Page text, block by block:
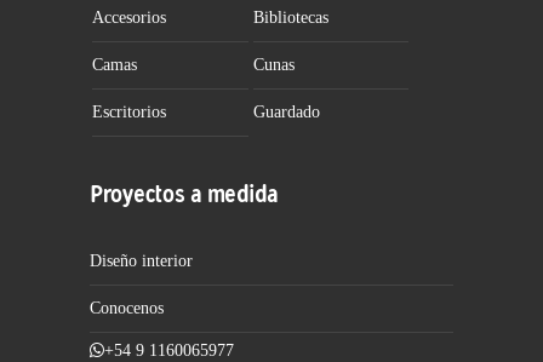
Accesorios Bibliotecas
Camas Cunas
Escritorios Guardado
Proyectos a medida
Diseño interior
Conocenos
+54 9 1160065977